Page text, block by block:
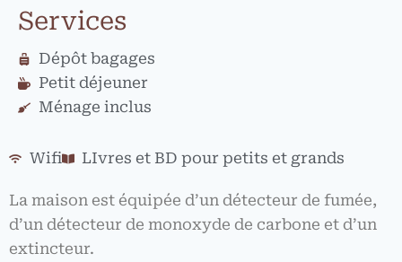
Services
Dépôt bagages
Petit déjeuner
Ménage inclus
Wifi LIvres et BD pour petits et grands
La maison est équipée d’un détecteur de fumée,
d’un détecteur de monoxyde de carbone et d’un
extincteur.